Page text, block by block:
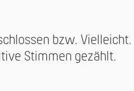
bzw. Vielleicht.
Stimmen gezählt.